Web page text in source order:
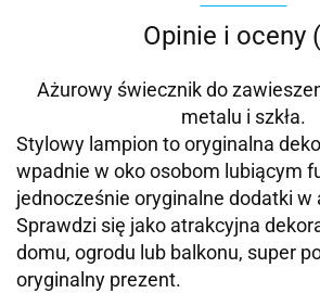
Opinie i oceny
Ażurowy świecznik do
metalu i szkła.
Stylowy lampion to oryginalna
wpadnie w oko osobom lubiącym
jednocześnie oryginalne dodatki w
Sprawdzi się jako atrakcyjna
domu, ogrodu lub balkonu, super
oryginalny prezent.